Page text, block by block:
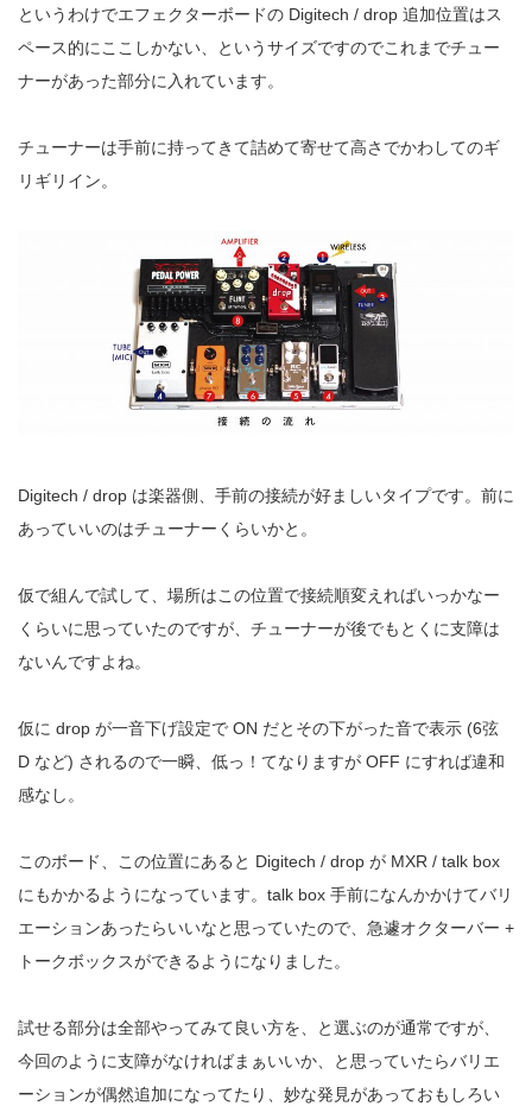
というわけでエフェクターボードの Digitech / drop 追加位置はス
ペース的にここしかない、というサイズですのでこれまでチュー
ナーがあった部分に入れています。
チューナーは手前に持ってきて詰めて寄せて高さでかわしてのギ
リギリイン。
Digitech / drop は楽器側、手前の接続が好ましいタイプです。前に
あっていいのはチューナーくらいかと。
仮で組んで試して、場所はこの位置で接続順変えればいっかなー
くらいに思っていたのですが、チューナーが後でもとくに支障は
ないんですよね。
仮に drop が一音下げ設定で ON だとその下がった音で表示 (6弦
D など) されるので一瞬、低っ！てなりますが OFF にすれば違和
感なし。
このボード、この位置にあると Digitech / drop が MXR / talk box
にもかかるようになっています。talk box 手前になんかかけてバリ
エーションあったらいいなと思っていたので、急遽オクターバー +
トークボックスができるようになりました。
試せる部分は全部やってみて良い方を、と選ぶのが通常ですが、
今回のように支障がなければまぁいいか、と思っていたらバリエ
ーションが偶然追加になってたり、妙な発見があっておもしろい